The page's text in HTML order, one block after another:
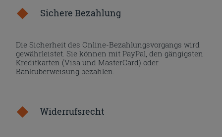
Sichere Bezahlung
Die Sicherheit des Online-Bezahlungsvorgangs wird
gewährleistet. Sie können mit PayPal, den gängigsten
Kreditkarten (Visa und MasterCard) oder
Banküberweisung bezahlen.
Widerrufsrecht